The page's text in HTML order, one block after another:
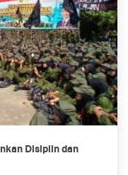
Disiplin dan